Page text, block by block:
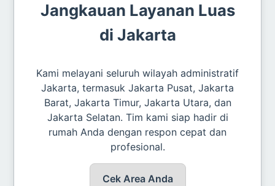
Jangkauan Layanan Luas
di Jakarta
Kami melayani seluruh wilayah administratif
Jakarta, termasuk Jakarta Pusat, Jakarta
Barat, Jakarta Timur, Jakarta Utara, dan
Jakarta Selatan. Tim kami siap hadir di
rumah Anda dengan respon cepat dan
profesional.
Cek Area Anda